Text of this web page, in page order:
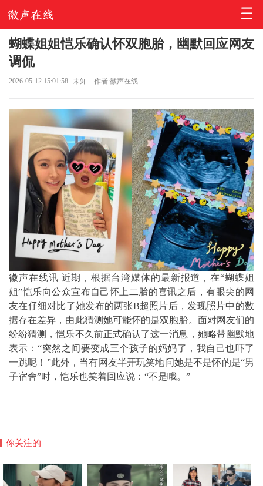
蝴蝶姐姐恺乐确认怀双胞胎，幽默回应网友
调侃
2026-05-12 15:01:58 未知 作者:徽声在线
徽声在线讯 近期，根据台湾媒体的最新报道，在“蝴蝶姐
姐”恺乐向公众宣布自己怀上二胎的喜讯之后，有眼尖的网
友在仔细对比了她发布的两张B超照片后，发现照片中的数
据存在差异，由此猜测她可能怀的是双胞胎。面对网友们的
纷纷猜测，恺乐不久前正式确认了这一消息，她略带幽默地
表示：“突然之间要变成三个孩子的妈妈了，我自己也吓了
一跳呢！”此外，当有网友半开玩笑地问她是不是怀的是“男
子宿舍”时，恺乐也笑着回应说：“不是哦。”
你关注的